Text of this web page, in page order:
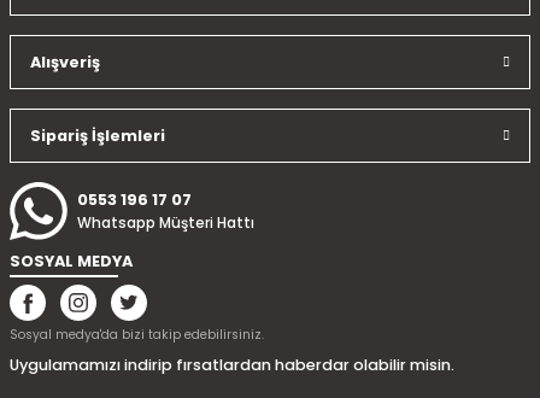
Alışveriş
Sipariş İşlemleri
0553 196 17 07
Whatsapp Müşteri Hattı
SOSYAL MEDYA
Sosyal medya'da bizi takip edebilirsiniz.
Uygulamamızı indirip fırsatlardan haberdar olabilir misin.